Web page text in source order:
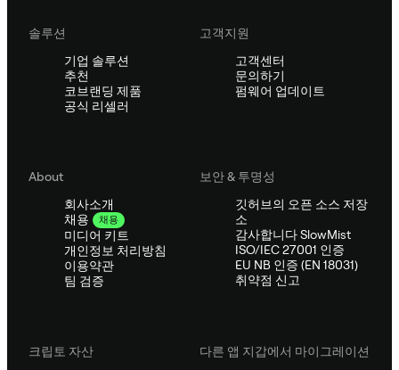
솔루션
기업 솔루션
추천
코브랜딩 제품
공식 리셀러
고객지원
고객센터
문의하기
펌웨어 업데이트
About
회사소개
채용
채용
미디어 키트
개인정보 처리방침
이용약관
팀 검증
보안 & 투명성
깃허브의 오픈 소스 저장
소
감사합니다 SlowMist
ISO/IEC 27001 인증
EU NB 인증 (EN 18031)
취약점 신고
크립토 자산
다른 앱 지갑에서 마이그레이션